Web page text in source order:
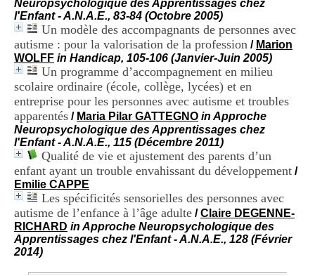
Neuropsychologique des Apprentissages chez
l'Enfant - A.N.A.E., 83-84 (Octobre 2005)
Un modèle des accompagnants de personnes avec
autisme : pour la valorisation de la profession / Marion
WOLFF in Handicap, 105-106 (Janvier-Juin 2005)
Un programme d’accompagnement en milieu
scolaire ordinaire (école, collège, lycées) et en
entreprise pour les personnes avec autisme et troubles
apparentés / Maria Pilar GATTEGNO in Approche
Neuropsychologique des Apprentissages chez
l'Enfant - A.N.A.E., 115 (Décembre 2011)
Qualité de vie et ajustement des parents d’un
enfant ayant un trouble envahissant du développement /
Emilie CAPPE
Les spécificités sensorielles des personnes avec
autisme de l’enfance à l’âge adulte /Claire DEGENNE-
RICHARD in Approche Neuropsychologique des
Apprentissages chez l'Enfant - A.N.A.E., 128 (Février
2014)
p
i
t
a
l
i
e
r
l
e
V
i
n
a
i
e
r
,
b
t